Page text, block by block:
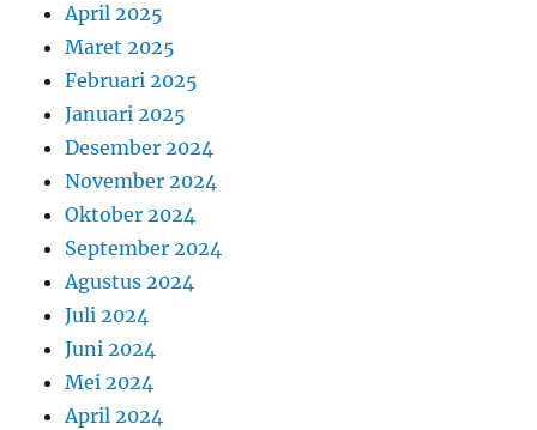
April 2025
Maret 2025
Februari 2025
Januari 2025
Desember 2024
November 2024
Oktober 2024
September 2024
Agustus 2024
Juli 2024
Juni 2024
Mei 2024
April 2024